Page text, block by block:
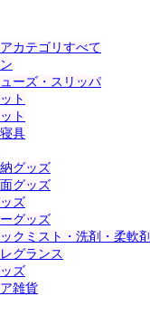
カテゴリすべて
ーズ・スリッパ
ト
ト
具
グッズ
グッズ
ズ
グッズ
クミスト・洗剤・柔軟剤
グランス
ズ
雑貨